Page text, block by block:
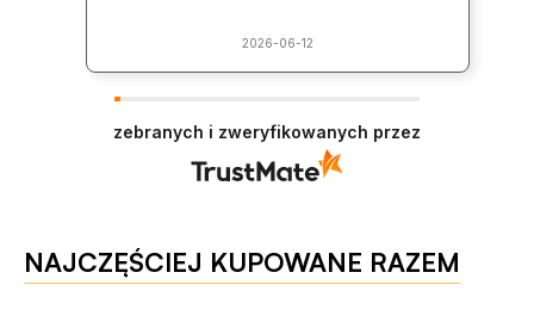
2026-06-12
zebranych i zweryfikowanych przez
NAJCZĘŚCIEJ KUPOWANE RAZEM